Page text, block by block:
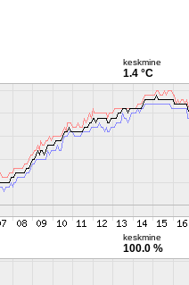
keskmine
1.4 °C
keskmine
100.0 %